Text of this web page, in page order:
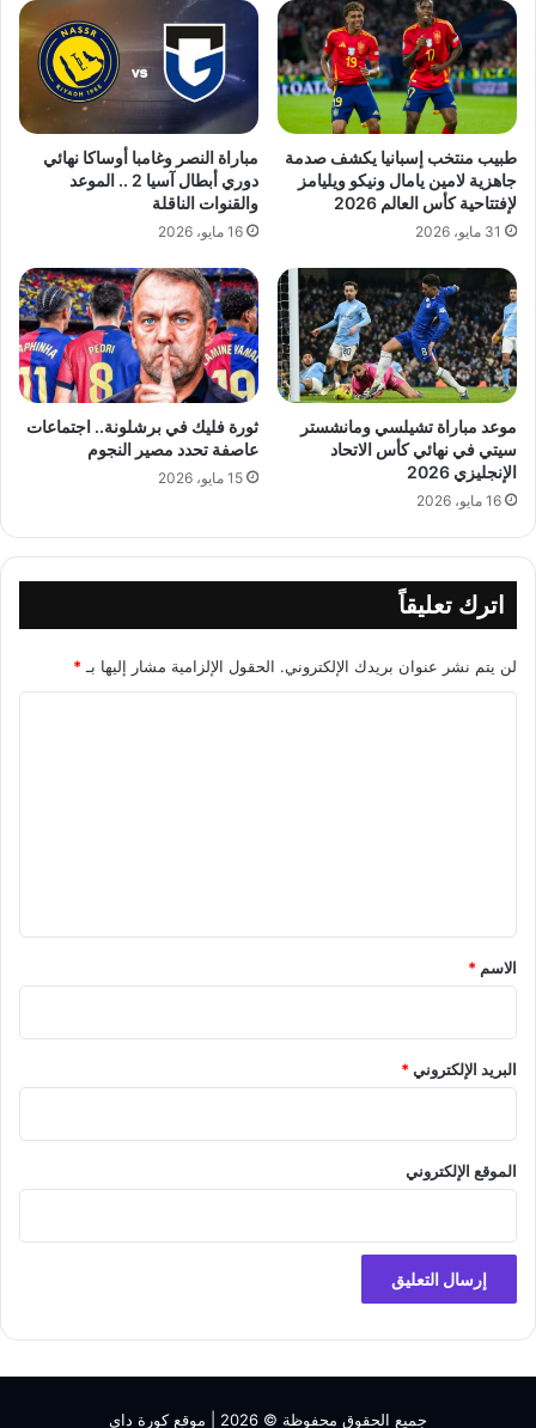
طبيب منتخب إسبانيا يكشف صدمة
جاهزية لامين يامال ونيكو ويليامز
لإفتتاحية كأس العالم 2026
31 مايو، 2026
مباراة النصر وغامبا أوساكا نهائي
دوري أبطال آسيا 2 .. الموعد
والقنوات الناقلة
16 مايو، 2026
موعد مباراة تشيلسي ومانشستر
سيتي في نهائي كأس الاتحاد
الإنجليزي 2026
16 مايو، 2026
ثورة فليك في برشلونة.. اجتماعات
عاصفة تحدد مصير النجوم
15 مايو، 2026
اترك تعليقاً
لن يتم نشر عنوان بريدك الإلكتروني. الحقول الإلزامية مشار إليها بـ *
*
الاسم *
البريد الإلكتروني*
الموقع الإلكتروني
جميع الحقوق محفوظة © 2026 | موقع كورة داي